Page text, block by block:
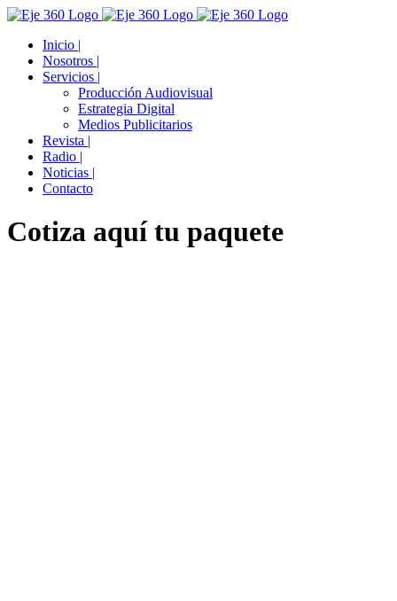
Skip
content
Facebook
Twitter
YouTube
Instagram
Inicio |
Nosotros |
Servicios |
Producción Audiovisual
Estrategia Digital
Medios Publicitarios
Revista |
Radio |
Noticias |
Contacto
Cotiza aquí tu paquete